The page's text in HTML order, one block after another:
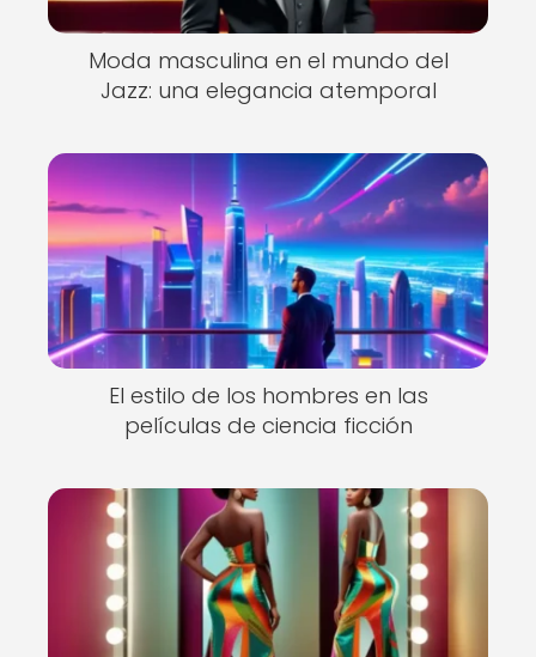
Moda masculina en el mundo del
Jazz: una elegancia atemporal
El estilo de los hombres en las
películas de ciencia ficción